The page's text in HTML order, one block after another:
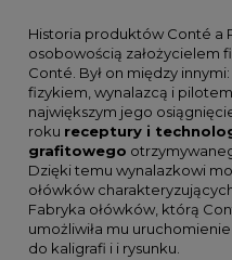
Historia produktów Conté a
osobowością założycielem
Conté. Był on między
fizykiem, wynalazcą i
największym jego
roku receptury i
grafitowego
Dzięki temu wynalazkowi
ołówków
Fabryka ołówków, którą
umożliwiła mu
do kaligrafi i i rysunku.